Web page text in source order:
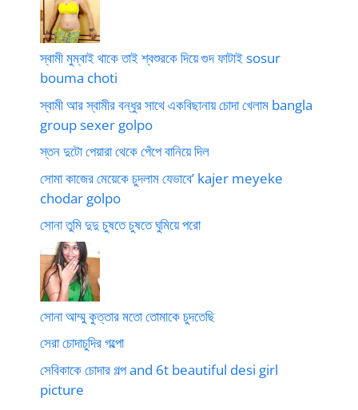
স্বামী মুম্বাই থাকে তাই শ্বশুরকে দিয়ে গুদ ফাটাই sosur
bouma choti
স্বামী আর স্বামীর বন্ধুর সাথে একবিছানায় চোদা খেলাম bangla
group sexer golpo
স্তন দুটো পেয়ারা থেকে পেঁপে বানিয়ে দিল
সোমা কাজের মেয়েকে চুদলাম যেভাবে’ kajer meyeke
chodar golpo
সোনা তুমি দুদু চুষতে চুষতে ঘুমিয়ে পরো
সোনা আম্মু কুত্তার মতো তোমাকে চুদতেছি
সেরা চোদাচুদির গল্পো
সেবিকাকে চোদার গল্প and 6t beautiful desi girl
picture